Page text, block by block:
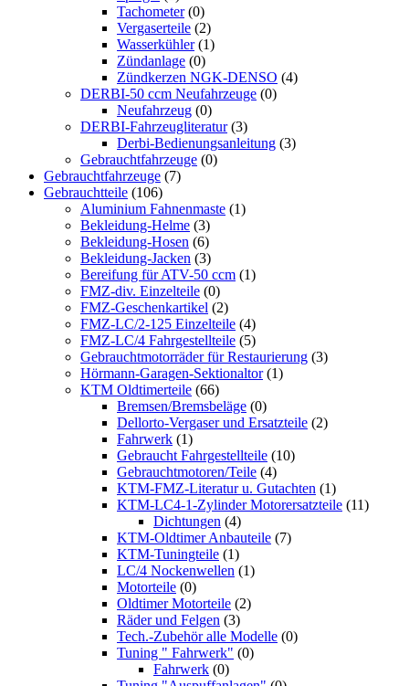
Tachometer (0)
Vergaserteile (2)
Wasserkühler (1)
Zündanlage (0)
Zündkerzen NGK-DENSO (4)
DERBI-50 ccm Neufahrzeuge (0)
Neufahrzeug (0)
DERBI-Fahrzeugliteratur (3)
Derbi-Bedienungsanleitung (3)
Gebrauchtfahrzeuge (0)
Gebrauchtfahrzeuge (7)
Gebrauchtteile (106)
Aluminium Fahnenmaste (1)
Bekleidung-Helme (3)
Bekleidung-Hosen (6)
Bekleidung-Jacken (3)
Bereifung für ATV-50 ccm (1)
FMZ-div. Einzelteile (0)
FMZ-Geschenkartikel (2)
FMZ-LC/2-125 Einzelteile (4)
FMZ-LC/4 Fahrgestellteile (5)
Gebrauchtmotorräder für Restaurierung (3)
Hörmann-Garagen-Sektionaltor (1)
KTM Oldtimerteile (66)
Bremsen/Bremsbeläge (0)
Dellorto-Vergaser und Ersatzteile (2)
Fahrwerk (1)
Gebraucht Fahrgestellteile (10)
Gebrauchtmotoren/Teile (4)
KTM-FMZ-Literatur u. Gutachten (1)
KTM-LC4-1-Zylinder Motorersatzteile (11)
Dichtungen (4)
KTM-Oldtimer Anbauteile (7)
KTM-Tuningteile (1)
LC/4 Nockenwellen (1)
Motorteile (0)
Oldtimer Motorteile (2)
Räder und Felgen (3)
Tech.-Zubehör alle Modelle (0)
Tuning " Fahrwerk" (0)
Fahrwerk (0)